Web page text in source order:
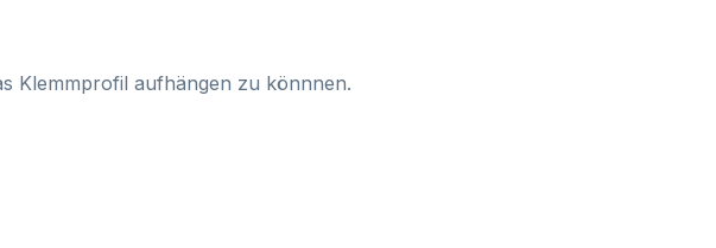
Klemmprofil aufhängen zu könnnen.